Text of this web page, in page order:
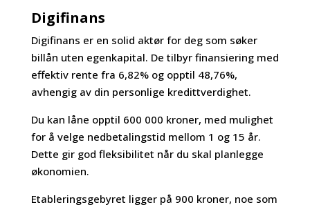
Digifinans
Digifinans er en solid aktør for deg som søker
billån uten egenkapital. De tilbyr finansiering med
effektiv rente fra 6,82% og opptil 48,76%,
avhengig av din personlige kredittverdighet.
Du kan låne opptil 600 000 kroner, med mulighet
for å velge nedbetalingstid mellom 1 og 15 år.
Dette gir god fleksibilitet når du skal planlegge
økonomien.
Etableringsgebyret ligger på 900 kroner, noe som